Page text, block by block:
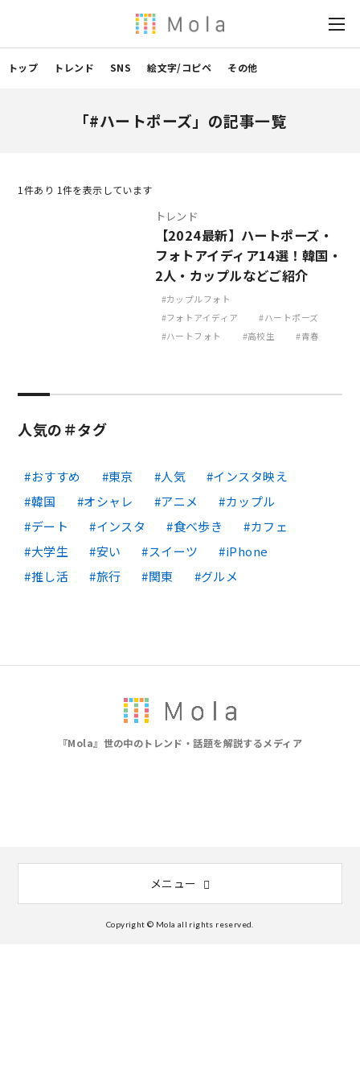
トップ トレンド SNS 絵文字/コピペ その他
「#ハートポーズ」の記事一覧
1 件あり 1件を表示しています
トレンド
【2024最新】ハートポーズ・
フォトアイディア14選！韓国・
2人・カップルなどご紹介
カップルフォト
フォトアイディア
ハートポーズ
ハートフォト
高校生 青春
人気の＃タグ
おすすめ 東京 人気
インスタ映え
韓国
オシャレ アニメ
カップル
デート
インスタ 食べ歩き
カフェ
大学生
安い スイーツ
iPhone
推し活
旅行 関東 グルメ
『Mola』世の中のトレンド・話題を解説するメディア
メニュー
Copyright © Mola all rights reserved.